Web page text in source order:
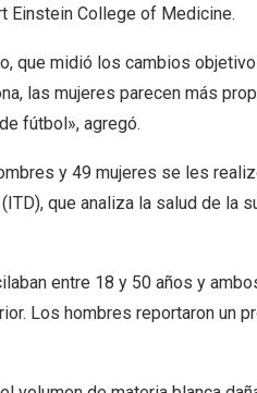
Einstein College of Medicine.
que midió los cambios
las mujeres parecen más
fútbol», agregó.
y 49 mujeres se les
que analiza la salud de la
entre 18 y 50 años y
Los hombres reportaron un